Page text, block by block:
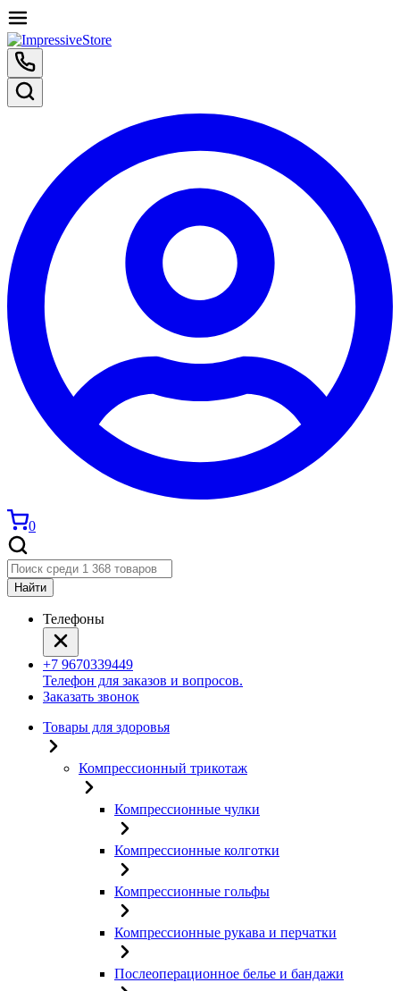
0
Найти
Телефоны
+7 9670339449
Телефон для заказов и вопросов.
Заказать звонок
Товары для здоровья
Компрессионный трикотаж
Компрессионные чулки
Компрессионные колготки
Компрессионные гольфы
Компрессионные рукава и перчатки
Послеоперационное белье и бандажи